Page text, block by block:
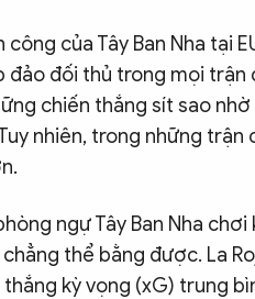
của Tây Ban Nha tại
đảo đối thủ trong mọi trận
chiến thắng sít sao
nhiên, trong những
ngự Tây Ban Nha
thể bằng được. La
kỳ vọng (xG) trung